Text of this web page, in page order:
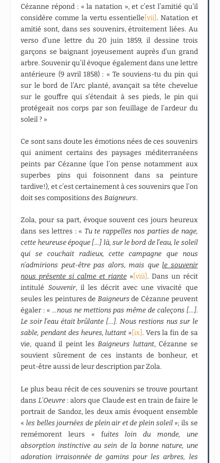
Cézanne répond : « la natation », et c’est l’amitié qu’il
considère comme la vertu essentielle [vii]. Natation et
amitié sont, dans ses souvenirs, étroitement liées. Au
verso d’une lettre du 20 juin 1859, il dessine trois
garçons se baignant joyeusement auprès d’un grand
arbre. Souvenir qu’il évoque également dans une lettre
antérieure (9 avril 1858) : « Te souviens-tu du pin qui
sur le bord de l’Arc planté, avançait sa tête chevelue
sur le gouffre qui s’étendait à ses pieds, le pin qui
protégeait nos corps par son feuillage de l’ardeur du
soleil ? »
Ce sont sans doute les émotions nées de ces souvenirs
qui animent certains des paysages méditerranéens
peints par Cézanne (que l’on pense notamment aux
superbes pins qui foisonnent dans sa peinture
tardive!), et c’est certainement à ces souvenirs que l’on
doit ses compositions desBaigneurs.
Zola, pour sa part, évoque souvent ces jours heureux
dans ses lettres : « Tu te rappelles nos parties de nage,
cette heureuse époque […] là, sur le bord de l’eau, le soleil
qui se couchait radieux, cette campagne que nous
n’admirions peut-être pas alors, mais quele souvenir
nous présente si calme et riante »[viii]. Dans un récit
intitulé Souvenir, il les décrit avec une vivacité que
seules les peintures de Baigneursde Cézanne peuvent
égaler : « …nous ne mettions pas même de caleçons […].
Le soir l’eau était brûlante […]. Nous restions nus sur le
sable, pendant des heures, luttant »[ix]. Vers la fin de sa
vie, quand il peint lesBaigneurs luttant, Cézanne se
souvient sûrement de ces instants de bonheur, et
peut-être aussi de leur description par Zola.
Le plus beau récit de ces souvenirs se trouve pourtant
dans L’Oeuvre: alors que Claude est en train de faire le
portrait de Sandoz, les deux amis évoquent ensemble
«les belles journées de plein air et de plein soleil»; ils se
remémorent leurs « fuites loin du monde, une
absorption instinctive au sein de la bonne nature, une
adoration irraisonnée de gamins pour les arbres, les